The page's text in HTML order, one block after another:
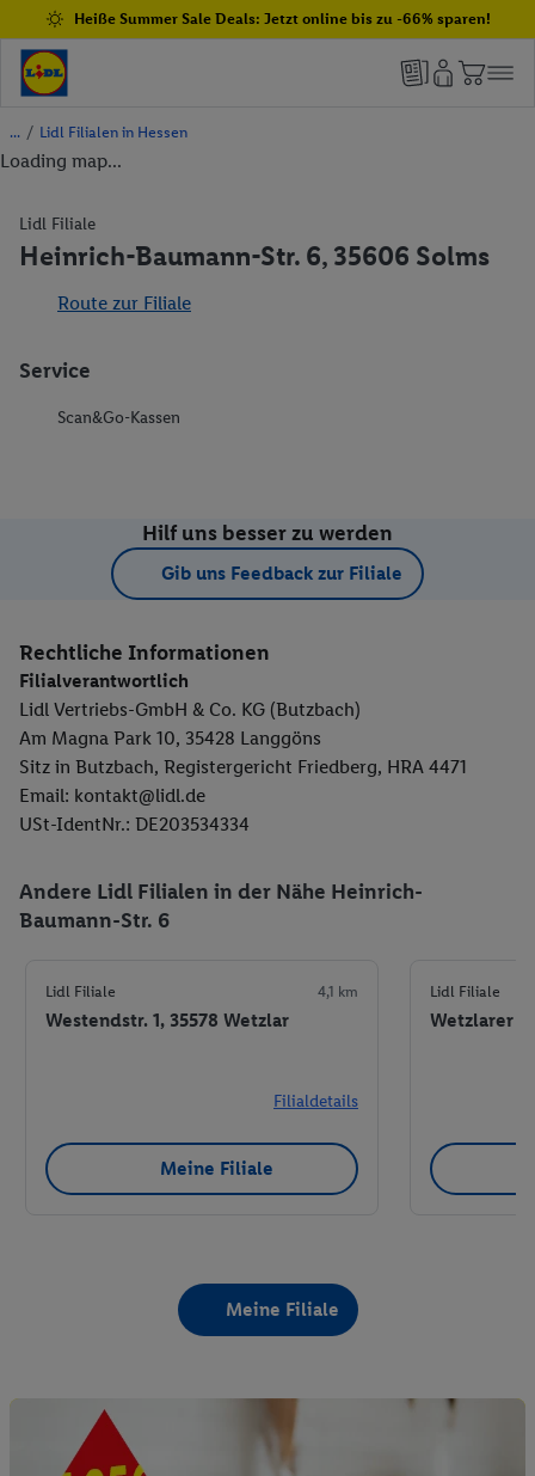
Heiße Summer Sale Deals: Jetzt online bis zu -66% sparen!
/ Lidl Filialen in Hessen
Loading map...
Lidl Filiale
Heinrich-Baumann-Str. 6, 35606 Solms
Route zur Filiale
Service
Scan&Go-Kassen
Hilf uns besser zu werden
Gib uns Feedback zur Filiale
Rechtliche Informationen
Filialverantwortlich
Lidl Vertriebs-GmbH & Co. KG (Butzbach)
Am Magna Park 10, 35428 Langgöns
Sitz in Butzbach, Registergericht Friedberg, HRA 4471
Email: kontakt@lidl.de
USt-IdentNr.: DE203534334
Andere Lidl Filialen in der Nähe Heinrich-
Baumann-Str. 6
Lidl Filiale 4,1 km
Westendstr. 1, 35578 Wetzlar
Filialdetails
Meine Filiale
Lidl Filiale
Wetzlarer
Meine Filiale